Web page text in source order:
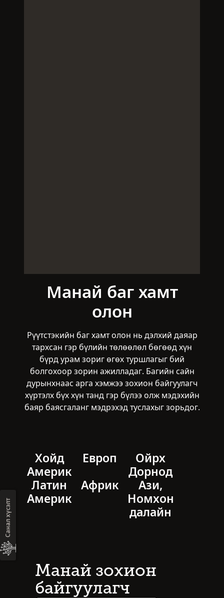
Манай баг хамт
олон
Рүүтстэкийн баг хамт олон нь дэлхий даяар
тархсан гэр бүлийн төлөөлөл бөгөөд хүн
бүрд урам зориг өгөх туршлагыг бий
болгохоор зорин ажилладаг. Багийн сайн
дурынхнаас арга хэмжээ зохион байгуулагч
хүртэлх бүх хүн танд гэр бүлээ олж мэдэхийн
баяр баясгаланг мэдрэхэд туслахыг зорьдог.
Хойд
Америк
Европ
Ойрх
Дорнод
Латин
Америк
Aфрик
Ази,
Номхон
далайн
Манай зохион
байгуулагч
Санал хүсэлт